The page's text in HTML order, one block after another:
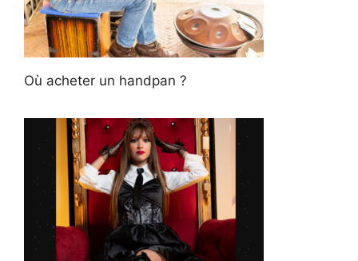
Où acheter un handpan ?